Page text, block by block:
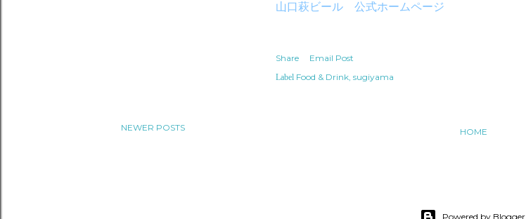
山口萩ビール 公式ホームページ
Share Email Post
Label Food & Drink sugiyama
NEWER POSTS HOME
Powered by Blogger